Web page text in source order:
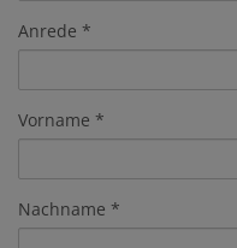
Anrede
Vorname
Nachname